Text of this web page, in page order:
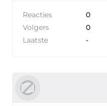
Reacties
0
Volgers
0
Laatste
-